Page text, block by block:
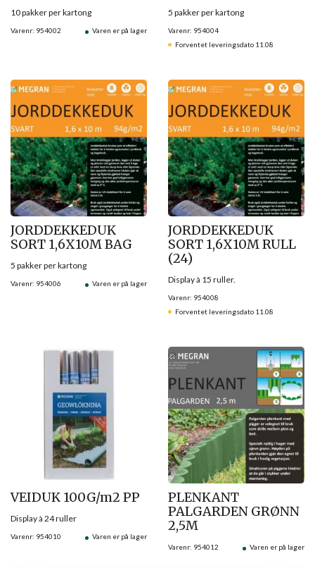
Varenr: 954002 Varen er på lager
10 pakker per kartong
Varenr: 954004
Forventet leveringsdato 11.08
5 pakker per kartong
JORDDEKKEDUK
SORT 1,6X10M BAG
Varenr: 954006 Varen er på lager
5 pakker per kartong
JORDDEKKEDUK
SORT 1,6X10M RULL
(24)
Varenr: 954008
Forventet leveringsdato 11.08
Display à 15 ruller.
VEIDUK 100G/m2 PP
Varenr: 954010 Varen er på lager
Display à 24 ruller
PLENKANT
PALGARDEN GRØNN
2,5M
Varenr: 954012 Varen er på lager